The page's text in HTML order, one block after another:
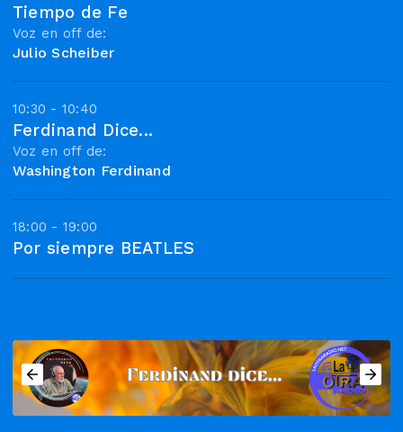
Tiempo de Fe
Voz en off de:
Julio Scheiber
10:30 - 10:40
Ferdinand Dice...
Voz en off de:
Washington Ferdinand
18:00 - 19:00
Por siempre BEATLES